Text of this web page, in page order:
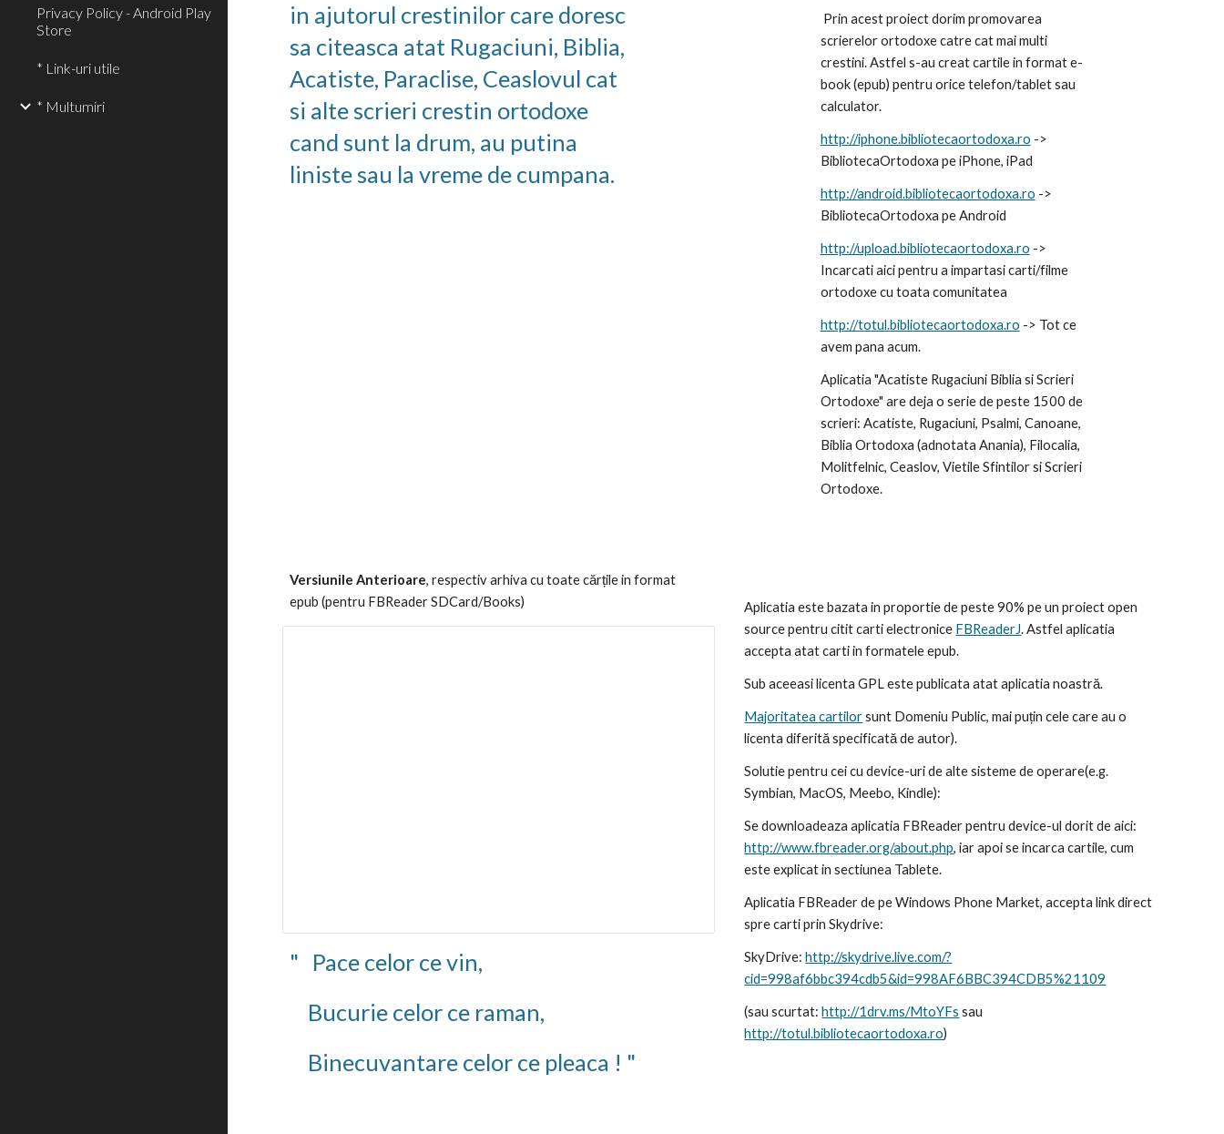
Privacy Policy - Android Play
Store
* Link-uri utile
* Multumiri
in ajutorul crestinilor care doresc
sa citeasca atat Rugaciuni, Biblia,
Acatiste, Paraclise, Ceaslovul cat
si alte scrieri crestin ortodoxe
cand sunt la drum, au putina
liniste sau la vreme de cumpana.
scrierelor ortodoxe catre cat mai multi
crestini. Astfel s-au creat cartile in format e-
book (epub) pentru orice telefon/tablet sau
calculator.
http://iphone.bibliotecaortodoxa.ro ->
BibliotecaOrtodoxa pe iPhone, iPad
http://android.bibliotecaortodoxa.ro ->
BibliotecaOrtodoxa pe Android
http://upload.bibliotecaortodoxa.ro ->
Incarcati aici pentru a impartasi carti/filme
ortodoxe cu toata comunitatea
http://totul.bibliotecaortodoxa.ro -> Tot ce
avem pana acum.
Aplicatia "Acatiste Rugaciuni Biblia si Scrieri
Ortodoxe" are deja o serie de peste 1500 de
scrieri: Acatiste, Rugaciuni, Psalmi, Canoane,
Biblia Ortodoxa (adnotata Anania), Filocalia,
Molitfelnic, Ceaslov, Vietile Sfintilor si Scrieri
Ortodoxe.
Versiunile Anterioare, respectiv arhiva cu toate cărțile in format
epub (pentru FBReader SDCard/Books)
"   Pace celor ce vin,
    Bucurie celor ce raman,
    Binecuvantare celor ce pleaca ! "
Aplicatia este bazata in proportie de peste 90% pe un proiect open
source pentru citit carti electronice FBReaderJ. Astfel aplicatia
accepta atat carti in formatele epub.
Sub aceeasi licenta GPL este publicata atat aplicatia noastră.
Majoritatea cartilor sunt Domeniu Public, mai puțin cele care au o
licenta diferită specificată de autor).
Solutie pentru cei cu device-uri de alte sisteme de operare(e.g.
Symbian, MacOS, Meebo, Kindle):
http://www.fbreader.org/about.php, iar apoi se incarca cartile, cum
este explicat in sectiunea Tablete.
Aplicatia FBReader de pe Windows Phone Market, accepta link direct
spre carti prin Skydrive:
SkyDrive: http://skydrive.live.com/?
cid=998af6bbc394cdb5&id=998AF6BBC394CDB5%21109
(sau scurtat: http://1drv.ms/MtoYFs
http://totul.bibliotecaortodoxa.ro)